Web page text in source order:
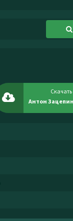
Скачать